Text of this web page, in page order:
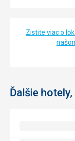
Zistite viac o
Ďalšie